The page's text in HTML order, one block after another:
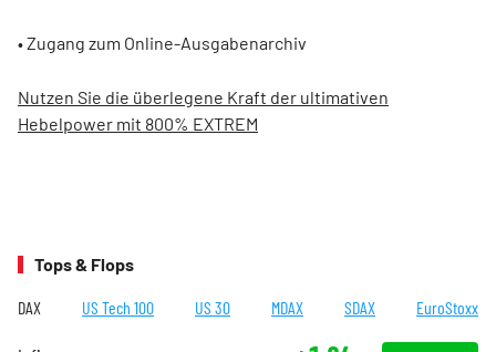
• Zugang zum Online-Ausgabenarchiv
Nutzen Sie die überlegene Kraft der ultimativen
Hebelpower mit 800% EXTREM
Tops & Flops
DAX US Tech 100 US 30 MDAX SDAX EuroStoxx